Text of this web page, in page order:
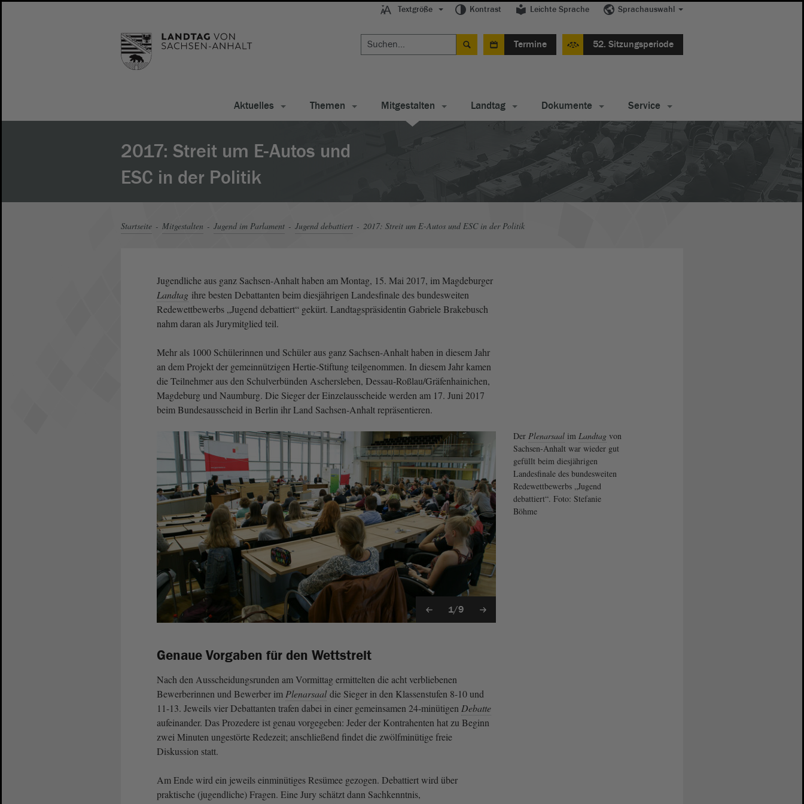
Textgröße Kontrast Leichte Sprache Sprachauswahl
Termine 52. Sitzungsperiode
Aktuelles Themen Mitgestalten Landtag Dokumente Service
2017: Streit um E-Autos und
ESC in der Politik
Startseite Mitgestalten Jugend im Parlament Jugend debattiert 2017: Streit um E-Autos und ESC in der Politik
Jugendliche aus ganz Sachsen-Anhalt haben am Montag, 15. Mai 2017, im Magdeburger
Landtag ihre besten Debattanten beim diesjährigen Landesfinale des bundesweiten
Redewettbewerbs „Jugend debattiert“ gekürt. Landtagspräsidentin Gabriele Brakebusch
nahm daran als Jurymitglied teil.
Mehr als 1000 Schülerinnen und Schüler aus ganz Sachsen-Anhalt haben in diesem Jahr
an dem Projekt der gemeinnützigen Hertie-Stiftung teilgenommen. In diesem Jahr kamen
die Teilnehmer aus den Schulverbünden Aschersleben, Dessau-Roßlau/Gräfenhainichen,
Magdeburg und Naumburg. Die Sieger der Einzelausscheide werden am 17. Juni 2017
beim Bundesausscheid in Berlin ihr Land Sachsen-Anhalt repräsentieren.
1/9
Der Plenarsaalim Landtagvon
Sachsen-Anhalt war wieder gut
gefüllt beim diesjährigen
Landesfinale des bundesweiten
Redewettbewerbs „Jugend
debattiert“. Foto: Stefanie
Böhme
Genaue Vorgaben für den Wettstreit
Nach den Ausscheidungsrunden am Vormittag ermittelten die acht verbliebenen
Bewerberinnen und Bewerber im Plenarsaal die Sieger in den Klassenstufen 8-10 und
11-13. Jeweils vier Debattanten trafen dabei in einer gemeinsamen 24‑minütigen Debatte
aufeinander. Das Prozedere ist genau vorgegeben: Jeder der Kontrahenten hat zu Beginn
zwei Minuten ungestörte Redezeit; anschließend findet die zwölfminütige freie
Diskussion statt.
Am Ende wird ein jeweils einminütiges Resümee gezogen. Debattiert wird über
praktische (jugendliche) Fragen. Eine Jury schätzt dann Sachkenntnis,